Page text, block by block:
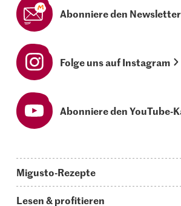
Abonniere den Newsletter
Folge uns auf Instagram
Abonniere den YouTube-
Migusto-Rezepte
Lesen & profitieren